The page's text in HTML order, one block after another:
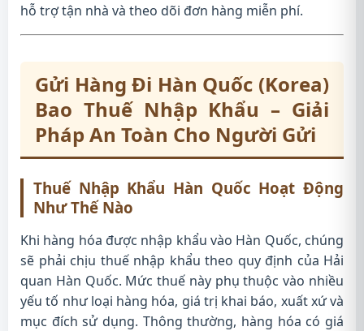
hỗ trợ tận nhà và theo dõi đơn hàng miễn phí.
Gửi Hàng Đi Hàn Quốc (Korea)
Bao Thuế Nhập Khẩu – Giải
Pháp An Toàn Cho Người Gửi
Thuế Nhập Khẩu Hàn Quốc Hoạt Động
Như Thế Nào
Khi hàng hóa được nhập khẩu vào Hàn Quốc, chúng
sẽ phải chịu thuế nhập khẩu theo quy định của Hải
quan Hàn Quốc. Mức thuế này phụ thuộc vào nhiều
yếu tố như loại hàng hóa, giá trị khai báo, xuất xứ và
mục đích sử dụng. Thông thường, hàng hóa có giá